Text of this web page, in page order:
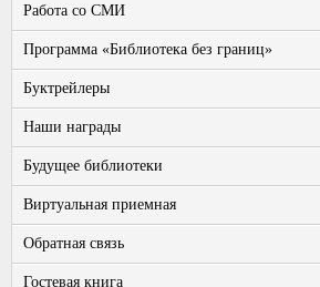
Работа со СМИ
Программа «Библиотека без границ»
Буктрейлеры
Наши награды
Будущее библиотеки
Виртуальная приемная
Обратная связь
Гостевая книга